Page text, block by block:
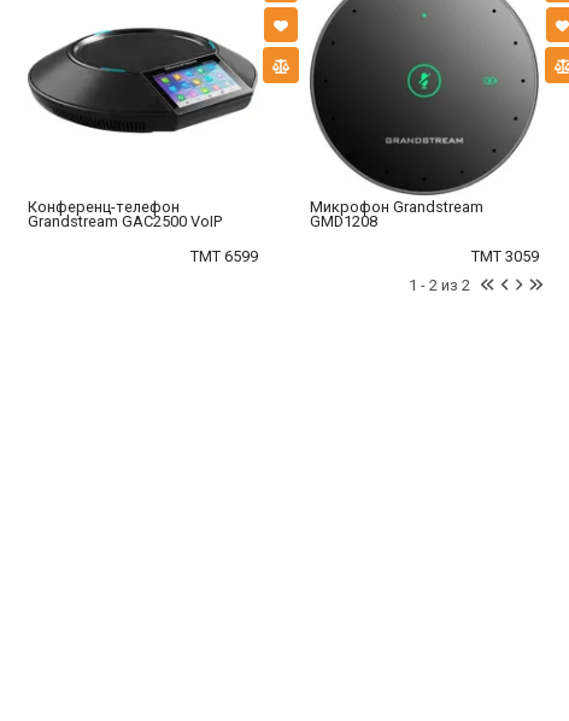
Конференц-телефон
Grandstream GAC2500 VoIP
TMT 6599
Микрофон Grandstream
GMD1208
TMT 3059
1 - 2 из 2